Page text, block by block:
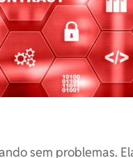
sem problemas.